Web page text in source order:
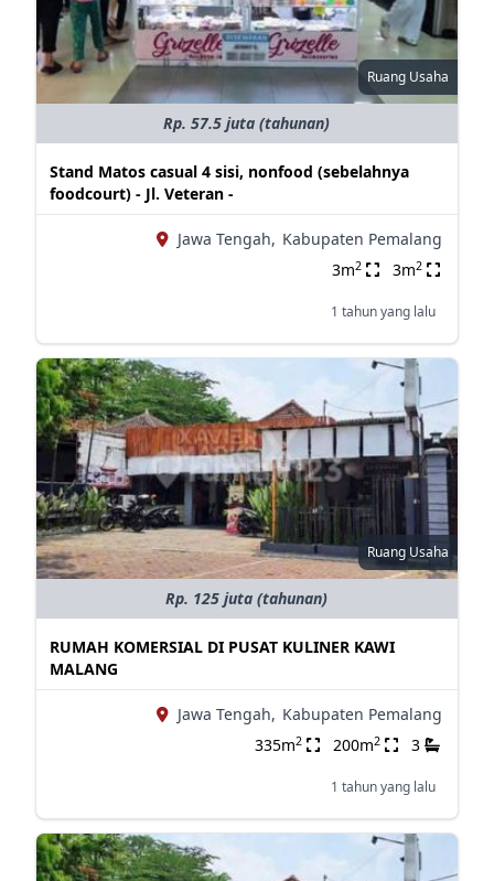
Ruang Usaha
Rp. 57.5 juta (tahunan)
Stand Matos casual 4 sisi, nonfood (sebelahnya
foodcourt) - Jl. Veteran -
Jawa Tengah, Kabupaten Pemalang
3m2 3m2
1 tahun yang lalu
Ruang Usaha
Rp. 125 juta (tahunan)
RUMAH KOMERSIAL DI PUSAT KULINER KAWI
MALANG
Jawa Tengah, Kabupaten Pemalang
335m2 200m2 3
1 tahun yang lalu